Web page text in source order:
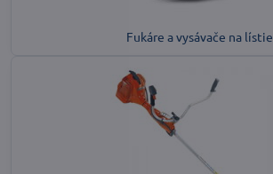
Fukáre a vysávače na lístie